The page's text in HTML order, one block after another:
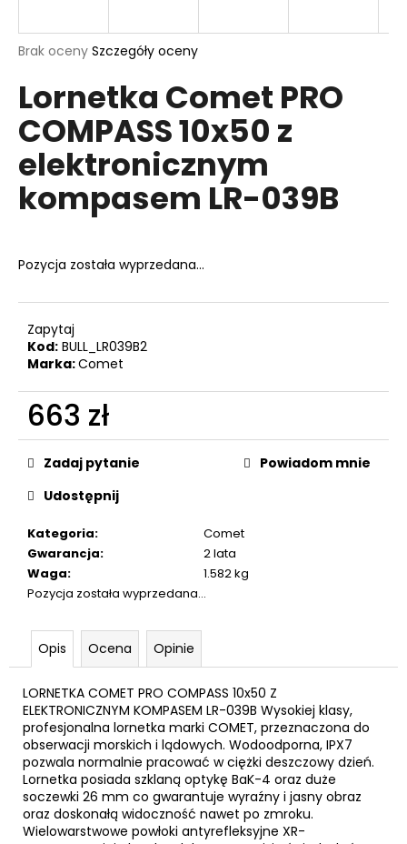
Średnia
produktu
wynosi
0,0
na
5
gwiazdek.
Brak oceny Szczegóły oceny
Lornetka Comet PRO
COMPASS 10x50 z
elektronicznym
kompasem LR-039B
Pozycja została wyprzedana…
Zapytaj
Kod: BULL_LR039B2
Marka:Comet
663 zł
Cena
jednostkowa:
Kategoria:
Comet
Gwarancja:
2 lata
Waga:
1.582 kg
Pozycja została wyprzedana…
Zadaj pytanie
Powiadom mnie
Udostępnij
Opis Ocena Opinie
LORNETKA COMET PRO COMPASS 10x50 Z
ELEKTRONICZNYM KOMPASEM LR-039B Wysokiej klasy,
profesjonalna lornetka marki COMET, przeznaczona do
obserwacji morskich i lądowych. Wodoodporna, IPX7
pozwala normalnie pracować w ciężki deszczowy dzień.
Lornetka posiada szklaną optykę BaK-4 oraz duże
soczewki 26 mm co gwarantuje wyraźny i jasny obraz
oraz doskonałą widoczność nawet po zmroku.
Wielowarstwowe powłoki antyrefleksyjne XR-
P
o
l
e
m
NABOJE
SELLIER
&
BELLOT
CAL.
6MM
FLOBERT
KRÓTKIE100KS
103
zł